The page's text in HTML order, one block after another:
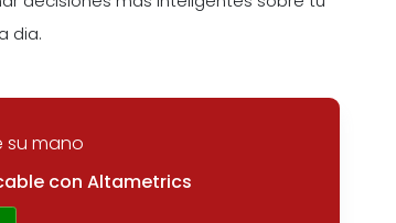
dia.
su mano
con Altametrics